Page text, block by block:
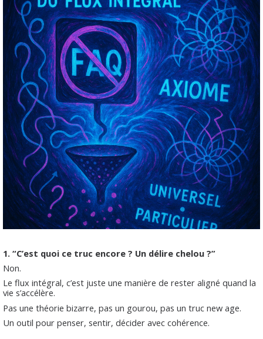
1. “C’est quoi ce truc encore ? Un délire chelou ?”
Non.
Le flux intégral, c’est juste une manière de rester aligné quand la
vie s’accélère.
Pas une théorie bizarre, pas un gourou, pas un truc new age.
Un outil pour penser, sentir, décider avec cohérence.